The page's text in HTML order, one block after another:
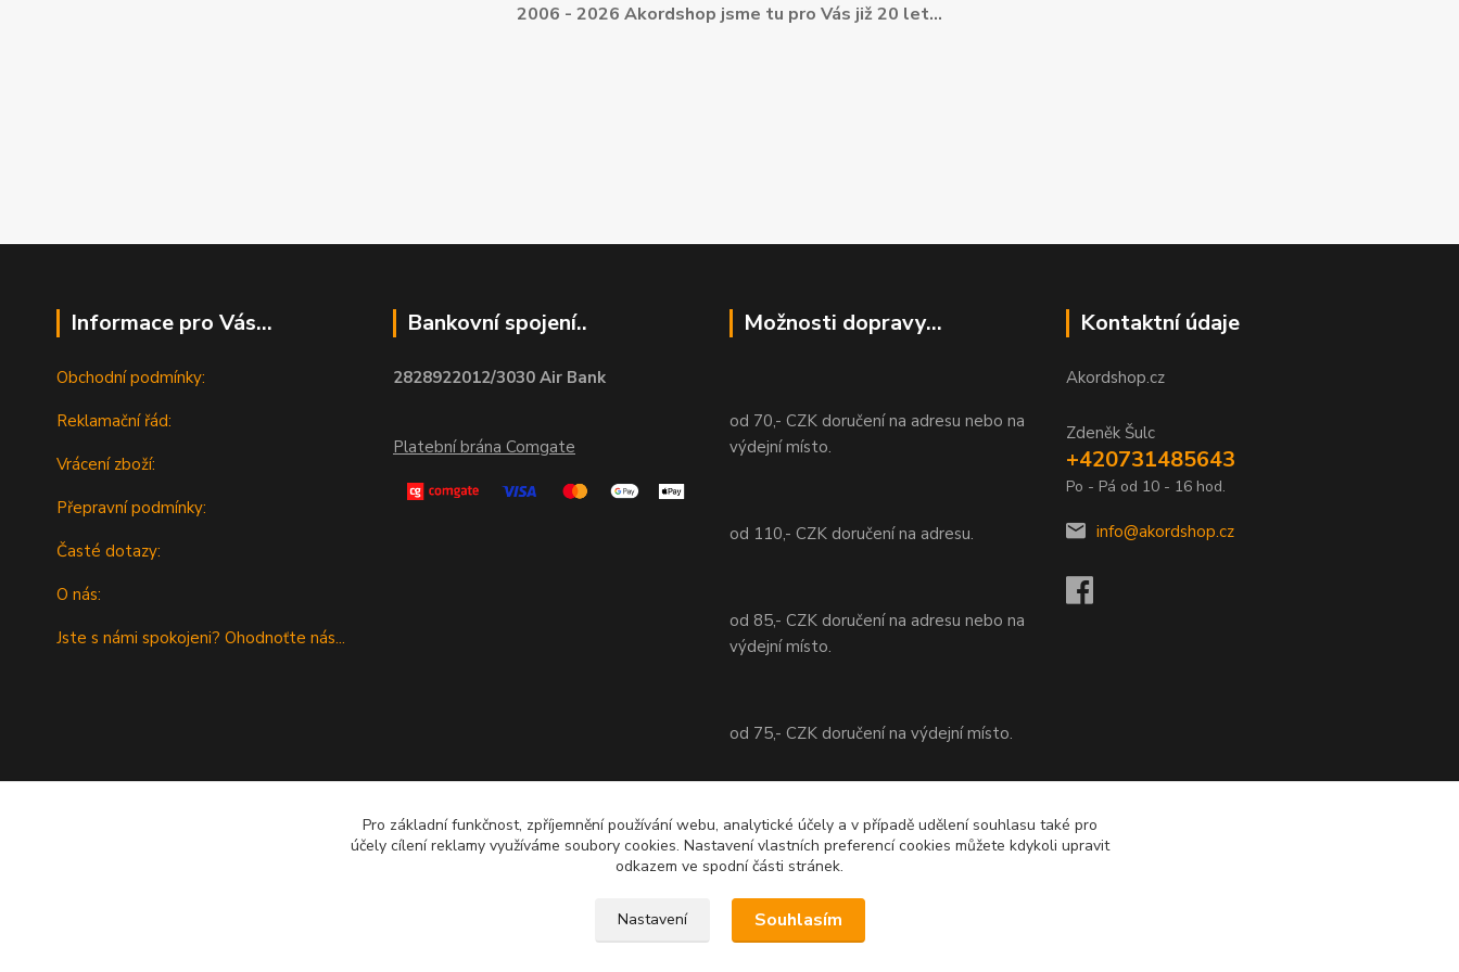
2006 - 2026 Akordshop jsme tu pro Vás již 20 let...
Informace pro Vás...
Obchodní podmínky:
Reklamační řád:
Vrácení zboží:
Přepravní podmínky:
Časté dotazy:
O nás:
Jste s námi spokojeni? Ohodnoťte nás...
Bankovní spojení..
2828922012/3030 Air Bank
Platební brána Comgate
Možnosti dopravy...
od 70,- CZK doručení na adresu nebo na
výdejní místo.
od 110,- CZK doručení na adresu.
od 85,- CZK doručení na adresu nebo na
výdejní místo.
od 75,- CZK doručení na výdejní místo.
od 70,- CZK doručení na adresu nebo na
výdejní místo.
Kontaktní údaje
Akordshop.cz
Zdeněk Šulc
+420731485643
Po - Pá od 10 - 16 hod.
info@akordshop.cz
Pro základní funkčnost, zpříjemnění používání webu, analytické účely a v případě udělení souhlasu také pro
účely cílení reklamy využíváme soubory cookies. Nastavení vlastních preferencí cookies můžete kdykoli upravit
odkazem ve spodní části stránek.
Nastavení Souhlasím